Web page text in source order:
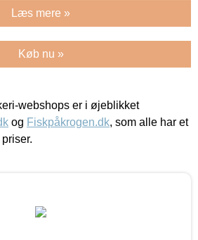
Læs mere »
Køb nu »
webshops er i øjeblikket
og Fiskpåkrogen.dk, som alle har et